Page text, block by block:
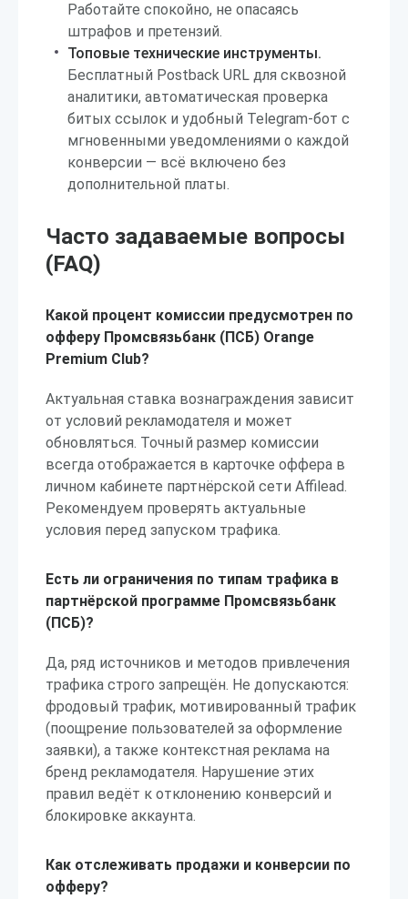
Работайте спокойно, не опасаясь
штрафов и претензий.
Топовые технические инструменты.
Бесплатный Postback URL для сквозной
аналитики, автоматическая проверка
битых ссылок и удобный Telegram-бот с
мгновенными уведомлениями о каждой
конверсии — всё включено без
дополнительной платы.
Часто задаваемые вопросы
(FAQ)
Какой процент комиссии предусмотрен по
офферу Промсвязьбанк (ПСБ) Orange
Premium Club?
Актуальная ставка вознаграждения зависит
от условий рекламодателя и может
обновляться. Точный размер комиссии
всегда отображается в карточке оффера в
личном кабинете партнёрской сети Affilead.
Рекомендуем проверять актуальные
условия перед запуском трафика.
Есть ли ограничения по типам трафика в
партнёрской программе Промсвязьбанк
(ПСБ)?
Да, ряд источников и методов привлечения
трафика строго запрещён. Не допускаются:
фродовый трафик, мотивированный трафик
(поощрение пользователей за оформление
заявки), а также контекстная реклама на
бренд рекламодателя. Нарушение этих
правил ведёт к отклонению конверсий и
блокировке аккаунта.
Как отслеживать продажи и конверсии по
офферу?